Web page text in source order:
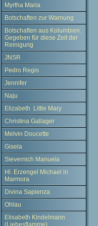
Myrtha Maria
Botschaften zur Warnung
Botschaften aus Kolumbien.
Gegeben für diese Zeit der
Reinigung
JNSR
Pedro Regis
Jennifer
Naju
Elizabeth Little Mary
Christina Gallager
Melvin Doucette
Gisela
Sievernich Manuela
Hl. Erzengel Michael in
Marmora
Divina Sapienza
Ohlau
Elisabeth Kindelmann
(Liebesflamme)